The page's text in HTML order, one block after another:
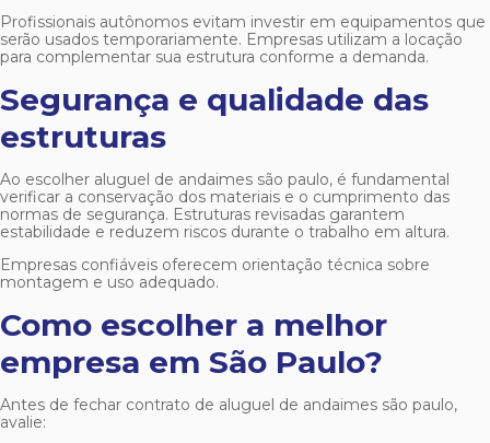
Profissionais autônomos evitam investir em equipamentos que
serão usados temporariamente. Empresas utilizam a locação
para complementar sua estrutura conforme a demanda.
Segurança e qualidade das
estruturas
Ao escolher aluguel de andaimes são paulo, é fundamental
verificar a conservação dos materiais e o cumprimento das
normas de segurança. Estruturas revisadas garantem
estabilidade e reduzem riscos durante o trabalho em altura.
Empresas confiáveis oferecem orientação técnica sobre
montagem e uso adequado.
Como escolher a melhor
empresa em São Paulo?
Antes de fechar contrato de aluguel de andaimes são paulo,
avalie: